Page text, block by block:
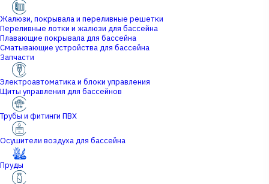
Жалюзи, покрывала и переливные решетки
Переливные лотки и жалюзи для бассейна
Плавающие покрывала для бассейна
Сматывающие устройства для бассейна
Запчасти
Электроавтоматика и блоки управления
Щиты управления для бассейнов
Трубы и фитинги ПВХ
Осушители воздуха для бассейна
Пруды